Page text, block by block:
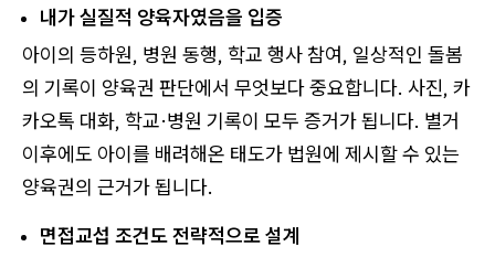
내가 실질적 양육자였음을 입증
아이의 등하원, 병원 동행, 학교 행사 참여, 일상적인 돌봄
의 기록이 양육권 판단에서 무엇보다 중요합니다. 사진, 카
카오톡 대화, 학교·병원 기록이 모두 증거가 됩니다. 별거
이후에도 아이를 배려해온 태도가 법원에 제시할 수 있는
양육권의 근거가 됩니다.
면접교섭 조건도 전략적으로 설계